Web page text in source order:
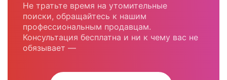
Не тратьте время на утомительные
поиски, обращайтесь к нашим
профессиональным продавцам.
Консультация бесплатна и ни к чему вас не
обязывает —